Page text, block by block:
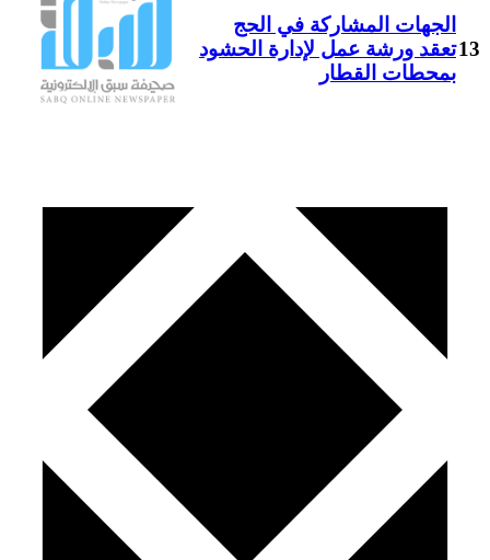
13
الجهات المشاركة في الحج
تعقد ورشة عمل لإدارة الحشود
بمحطات القطار